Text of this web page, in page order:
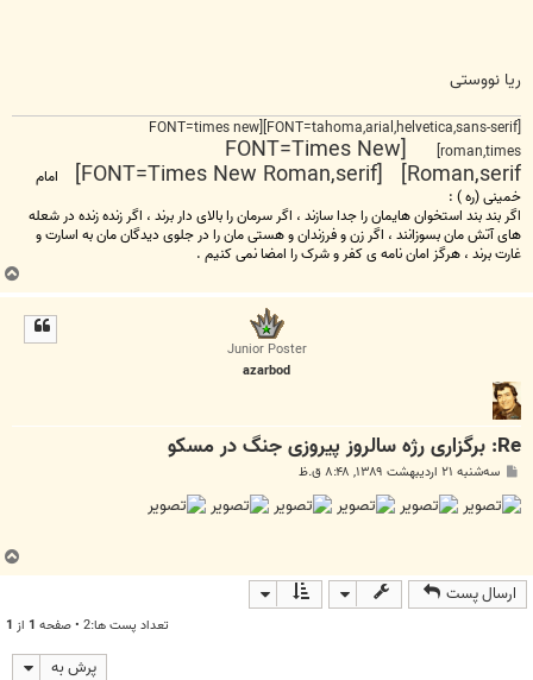
ریا نووستی
[FONT=tahoma,arial,helvetica,sans-serif][FONT=times new
roman,times]
[FONT=Times New
Roman,serif] [FONT=Times New Roman,serif]
امام
خمینی (ره ) :
اگر بند بند استخوان هایمان را جدا سازند ، اگر سرمان را بالای دار برند ، اگر زنده زنده در شعله
های آتش مان بسوزانند ، اگر زن و فرزندان و هستی مان را در جلوی دیدگان مان به اسارت و
غارت برند ، هرگز امان نامه ی کفر و شرک را امضا نمی کنیم .
Junior Poster
azarbod
Re: برگزاری رژه سالروز پیروزی جنگ در مسکو
ت
سه‌شنبه ۲۱ اردیبهشت ۱۳۸۹, ۸:۴۸ ق.ظ
ارسال پست
تعداد پست ها:2 • صفحه 1 از 1
پرش به